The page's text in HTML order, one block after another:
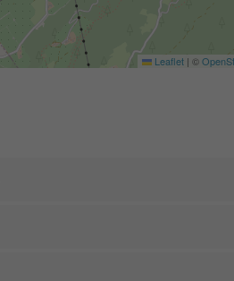
Leaflet | ©